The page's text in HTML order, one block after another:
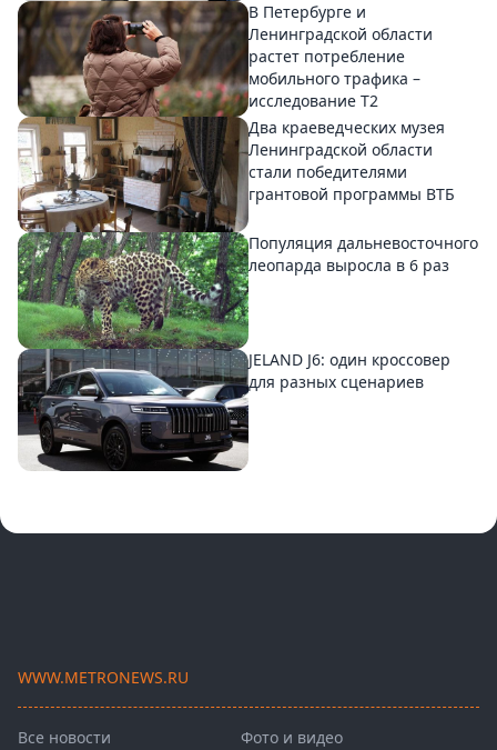
В Петербурге и
Ленинградской области
растет потребление
мобильного трафика –
исследование T2
Два краеведческих музея
Ленинградской области
стали победителями
грантовой программы ВТБ
Популяция дальневосточного
леопарда выросла в 6 раз
JELAND J6: один кроссовер
для разных сценариев
WWW.METRONEWS.RU
Все новости
Фото и видео